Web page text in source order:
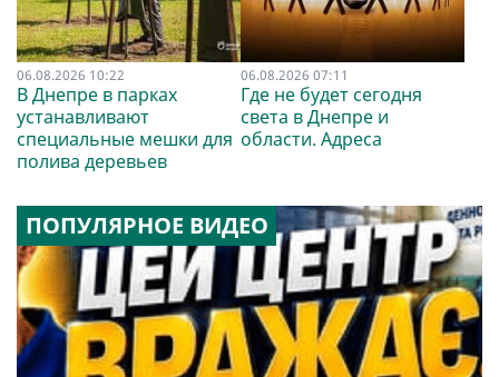
06.08.2026 10:22
В Днепре в парках
устанавливают
специальные мешки для
полива деревьев
06.08.2026 07:11
Где не будет сегодня
света в Днепре и
области. Адреса
ПОПУЛЯРНОЕ ВИДЕО